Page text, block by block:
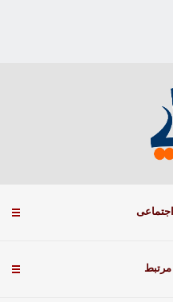
مرتبط